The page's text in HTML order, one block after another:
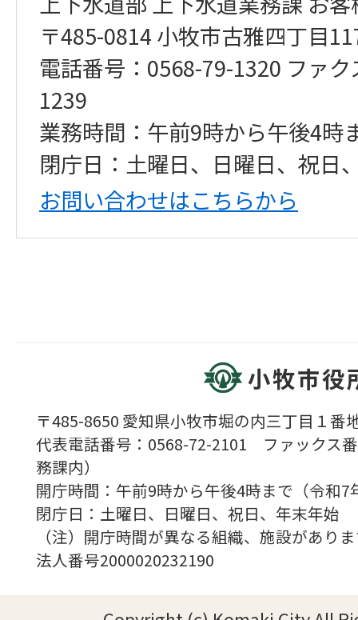
〒485-0814 小牧市古雅四丁目
電話番号：0568-79-1320 ファ
1239
業務時間：午前9時から午後4時
閉庁日：土曜日、日曜日、祝日
お問い合わせはこちらから
小牧市役
〒485-8650 愛知県小牧市堀の内三丁目１番
代表電話番号：0568-72-2101 ファックス
務課内）
開庁時間：午前9時から午後4時まで（令
閉庁日：土曜日、日曜日、祝日、年末年始
（注）開庁時間が異なる組織、施設があり
法人番号2000020232190